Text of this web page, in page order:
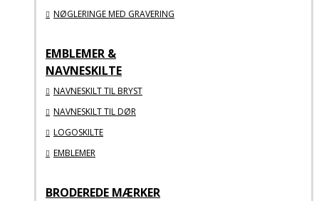
NØGLERINGE MED GRAVERING
EMBLEMER &
NAVNESKILTE
NAVNESKILT TIL BRYST
NAVNESKILT TIL DØR
LOGOSKILTE
EMBLEMER
BRODEREDE MÆRKER